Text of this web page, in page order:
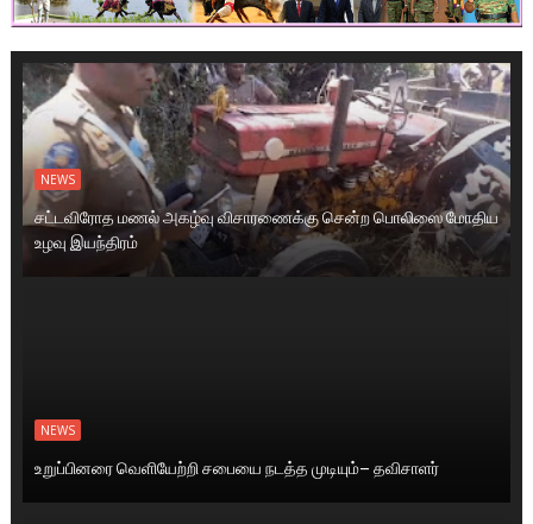
NEWS
சட்டவிரோத மணல் அகழ்வு விசாரணைக்கு சென்ற பொலிஸை மோதிய
உழவு இயந்திரம்
NEWS
உறுப்பினரை வெளியேற்றி சபையை நடத்த முடியும்– தவிசாளர்